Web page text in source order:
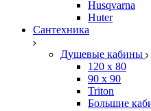
Husqvarna
Huter
Сантехника
Душевые кабины
120 x 80
90 х 90
Triton
Большие